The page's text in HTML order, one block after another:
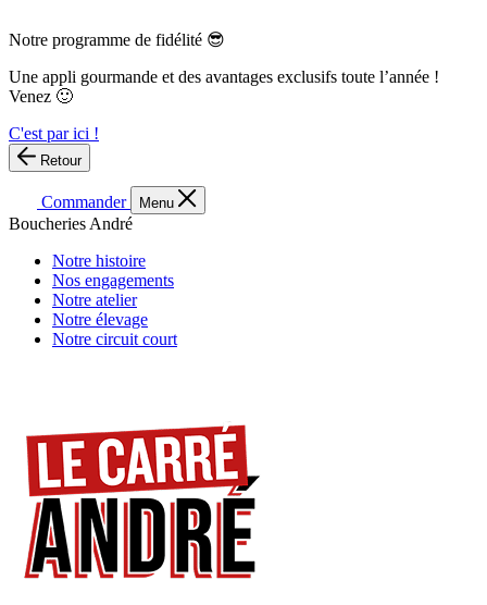
Notre programme de fidélité 😎
Une appli gourmande et des avantages exclusifs toute l’année !
Venez 🙂
C'est par ici !
Retour
Commander Menu
Boucheries André
Notre histoire
Nos engagements
Notre atelier
Notre élevage
Notre circuit court